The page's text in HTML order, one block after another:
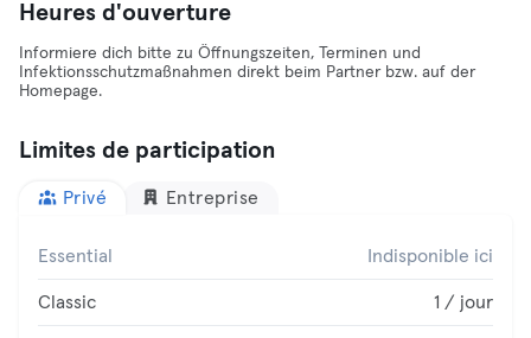
Heures d'ouverture
Informiere dich bitte zu Öffnungszeiten, Terminen und
Infektionsschutzmaßnahmen direkt beim Partner bzw. auf der
Homepage.
Limites de participation
Privé Entreprise
Essential Indisponible ici
Classic 1 / jour